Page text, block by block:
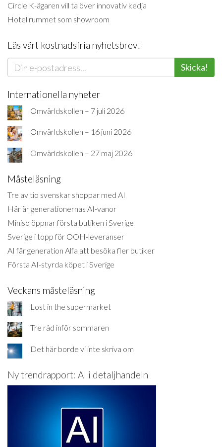
Circle K-ägaren vill ta över innovativ kedja
Hotellrummet som showroom
Läs vårt kostnadsfria nyhetsbrev!
Skicka!
Internationella nyheter
Omvärldskollen – 7 juli 2026
Omvärldskollen – 16 juni 2026
Omvärldskollen – 27 maj 2026
Måsteläsning
Tre av tio svenskar shoppar med AI
Här är generationernas AI-vanor
Miniso öppnar första butiken i Sverige
Sverige i topp för OOH-leveranser
AI får generation Alfa att besöka fler butiker
Första AI-styrda köpet i Sverige
Veckans måsteläsning
Lost in the supermarket
Tre råd inför sommaren
Det här borde vi inte skriva om
Ny trendrapport: AI i detaljhandeln